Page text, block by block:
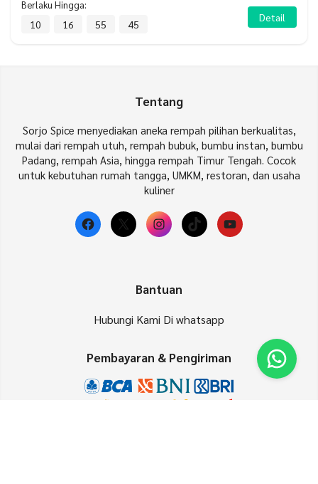
Berlaku Hingga:
10 16 55 44
Detail
Tentang
Sorjo Spice menyediakan aneka rempah pilihan berkualitas,
mulai dari rempah utuh, rempah bubuk, bumbu instan, bumbu
Padang, rempah Asia, hingga rempah Timur Tengah. Cocok
untuk kebutuhan rumah tangga, UMKM, restoran, dan usaha
kuliner
Facebook
X Instagram
TikTokYouTube
Bantuan
Hubungi Kami Di whatsapp
Pembayaran & Pengiriman